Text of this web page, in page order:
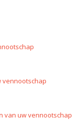
vennootschap
van uw vennootschap